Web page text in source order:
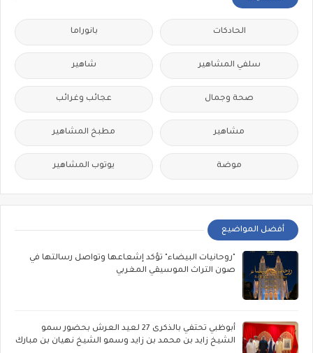
الحادكات بانوراما
سلفي المشاهير شاهير
صحة وجمال عجائب وغرائب
مشاهير مطبخ المشاهير
موضة يوتوب المشاهير
أفضل المواضيع
"روحانيات البيضاء" تؤكد إشعاعها وتواصل رسالتها في
صون التراث الموسيقي المغربي
أبوظبي تحتفي بالذكرى 27 لعيد العرش بحضور سمو
الشيخ زايد بن محمد بن زايد وسمو الشيخ نهيان بن مبارك